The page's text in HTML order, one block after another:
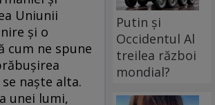
Uniunii
şi o
cum ne spune
naşte alta.
unei lumi,
Putin și
Occidentul Al
treilea război
mondial?